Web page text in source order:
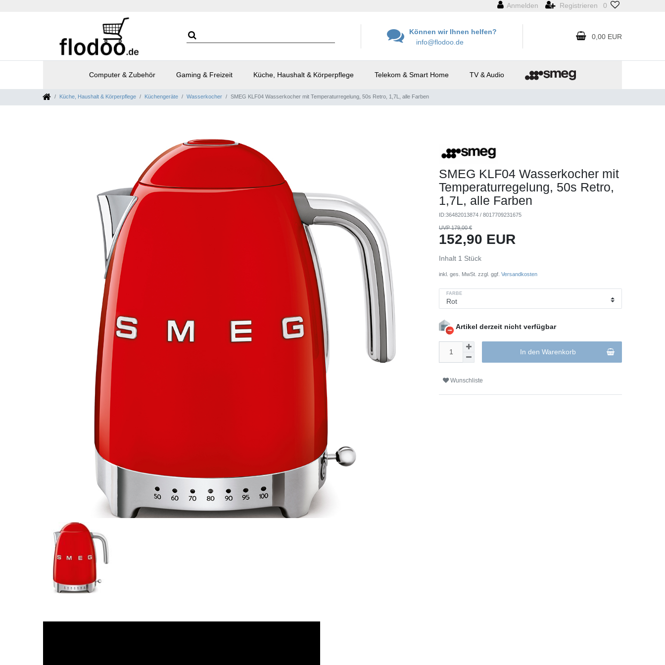
Anmelden Registrieren 0
Können wir Ihnen helfen?
info@flodoo.de
0,00 EUR
Computer & Zubehör Gaming & Freizeit Küche, Haushalt & Körperpflege Telekom & Smart Home TV & Audio
Küche, Haushalt & Körperpflege Küchengeräte Wasserkocher SMEG KLF04 Wasserkocher mit Temperaturregelung, 50s Retro, 1,7L, alle Farben
SMEG KLF04 Wasserkocher mit
Temperaturregelung, 50s Retro,
1,7L, alle Farben
ID:36482013874 / 8017709231675
UVP 179,00 €
152,90 EUR
Inhalt 1 Stück
inkl. ges. MwSt. zzgl. ggf. Versandkosten
FARBE
Artikel derzeit nicht verfügbar
In den Warenkorb
Wunschliste